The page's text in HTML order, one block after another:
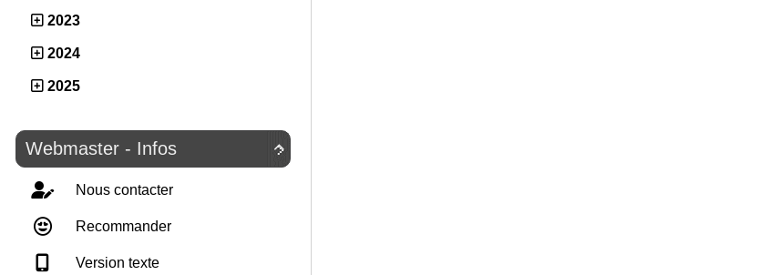
2023
2024
2025

Webmaster - Infos
Nous contacter
Recommander
Version texte